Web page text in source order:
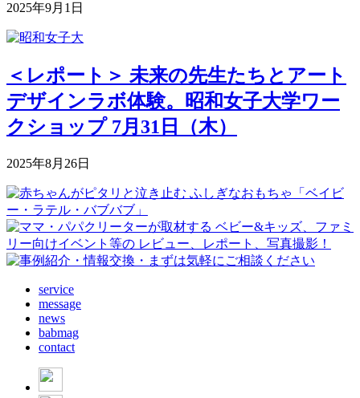
2025年9月1日
＜レポート＞ 未来の先生たちとアート
デザインラボ体験。昭和女子大学ワー
クショップ 7月31日（木）
2025年8月26日
service
message
news
babmag
contact